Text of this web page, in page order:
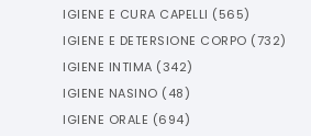
IGIENE E CURA CAPELLI (565)
IGIENE E DETERSIONE CORPO (732)
IGIENE INTIMA (342)
IGIENE NASINO (48)
IGIENE ORALE (694)